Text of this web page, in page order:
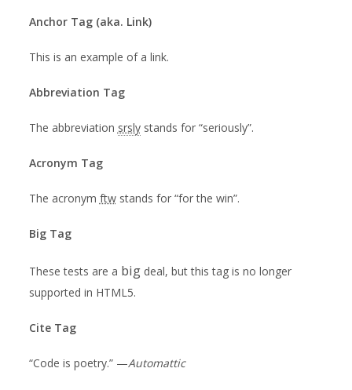
Anchor Tag (aka. Link)
This is an example of a link.
Abbreviation Tag
The abbreviation srslystands for “seriously”.
Acronym Tag
The acronym ftwstands for “for the win”.
Big Tag
These tests are a bigdeal, but this tag is no longer
supported in HTML5.
Cite Tag
“Code is poetry.” —Automattic